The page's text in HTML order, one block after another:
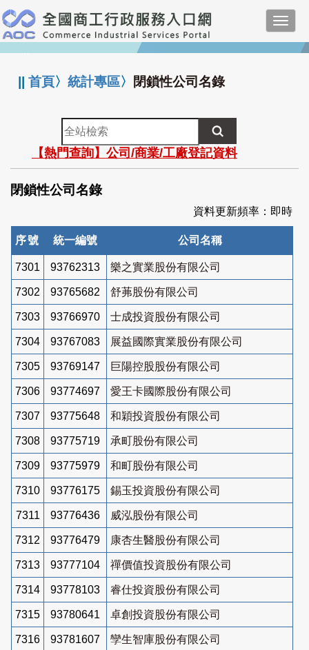
跳
到
主
要
:::
||首頁〉統計專區〉 閉鎖性公司名錄
全
站
檢
索
【熱門查詢】公司/商業/工廠登記資料
閉鎖性公司名錄
資料更新頻率：即時
序號 統一編號 公司名稱
7301 93762313 樂之實業股份有限公司
7302 93765682 舒茀股份有限公司
7303 93766970 士成投資股份有限公司
7304 93767083 展益國際實業股份有限公司
7305 93769147 巨陽控股股份有限公司
7306 93774697 愛王卡國際股份有限公司
7307 93775648 和穎投資股份有限公司
7308 93775719 承町股份有限公司
7309 93775979 和町股份有限公司
7310 93776175 錫玉投資股份有限公司
7311 93776436 威泓股份有限公司
7312 93776479 康杏生醫股份有限公司
7313 93777104 禪價值投資股份有限公司
7314 93778103 睿仕投資股份有限公司
7315 93780641 卓創投資股份有限公司
7316 93781607 孿生智庫股份有限公司